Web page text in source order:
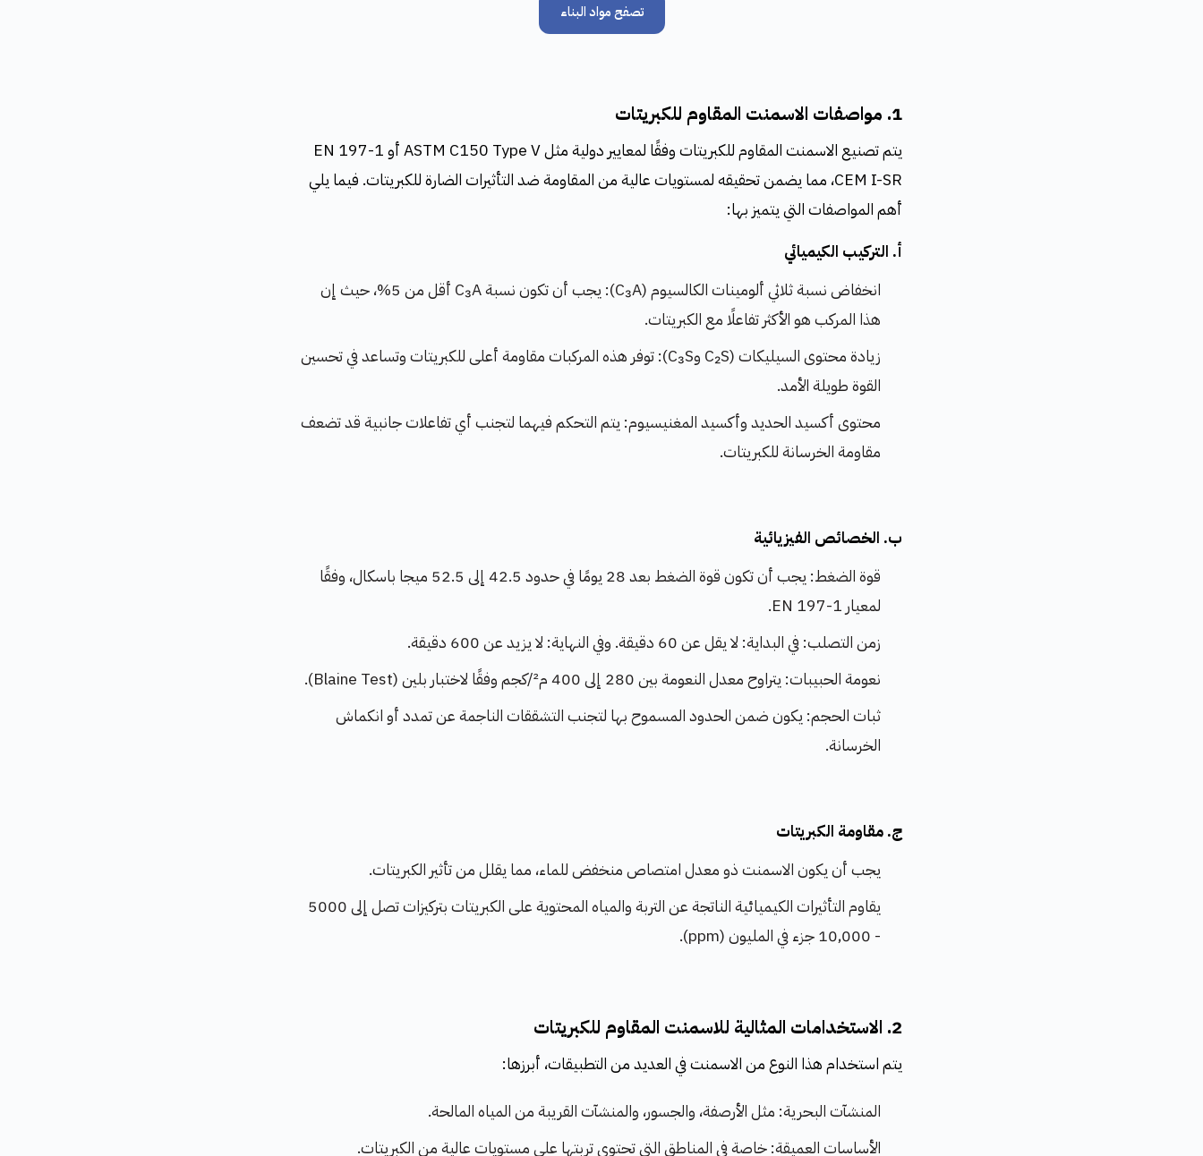
تصفح مواد البناء
1. مواصفات الاسمنت المقاوم للكبريتات
يتم تصنيع الاسمنت المقاوم للكبريتات وفقًا لمعايير دولية مثل ASTM C150 Type V أو EN 197-1
CEM I-SR، مما يضمن تحقيقه لمستويات عالية من المقاومة ضد التأثيرات الضارة للكبريتات. فيما يلي
أهم المواصفات التي يتميز بها:
أ. التركيب الكيميائي
انخفاض نسبة ثلاثي ألومينات الكالسيوم (C₃A): يجب أن تكون نسبة C₃A أقل من 5%، حيث إن
هذا المركب هو الأكثر تفاعلًا مع الكبريتات.
زيادة محتوى السيليكات (C₂S وC₃S): توفر هذه المركبات مقاومة أعلى للكبريتات وتساعد في تحسين
القوة طويلة الأمد.
محتوى أكسيد الحديد وأكسيد المغنيسيوم: يتم التحكم فيهما لتجنب أي تفاعلات جانبية قد تضعف
مقاومة الخرسانة للكبريتات.
ب. الخصائص الفيزيائية
قوة الضغط: يجب أن تكون قوة الضغط بعد 28 يومًا في حدود 42.5 إلى 52.5 ميجا باسكال، وفقًا
لمعيار EN 197-1.
زمن التصلب: في البداية: لا يقل عن 60 دقيقة. وفي النهاية: لا يزيد عن 600 دقيقة.
نعومة الحبيبات: يتراوح معدل النعومة بين 280 إلى 400 م²/كجم وفقًا لاختبار بلين (Blaine Test).
ثبات الحجم: يكون ضمن الحدود المسموح بها لتجنب التشققات الناجمة عن تمدد أو انكماش
الخرسانة.
ج. مقاومة الكبريتات
يجب أن يكون الاسمنت ذو معدل امتصاص منخفض للماء، مما يقلل من تأثير الكبريتات.
يقاوم التأثيرات الكيميائية الناتجة عن التربة والمياه المحتوية على الكبريتات بتركيزات تصل إلى 5000
- 10,000 جزء في المليون (ppm).
2. الاستخدامات المثالية للاسمنت المقاوم للكبريتات
يتم استخدام هذا النوع من الاسمنت في العديد من التطبيقات، أبرزها:
المنشآت البحرية: مثل الأرصفة، والجسور، والمنشآت القريبة من المياه المالحة.
الأساسات العميقة: خاصة في المناطق التي تحتوي تربتها على مستويات عالية من الكبريتات.